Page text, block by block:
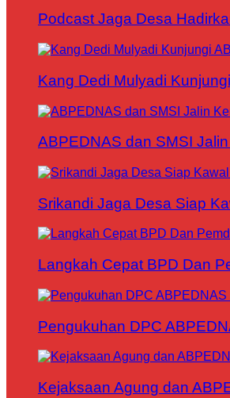
Podcast Jaga Desa
Kang Dedi Mulyadi
ABPEDNAS dan SMSI
Srikandi Jaga Desa Siap
Langkah Cepat BPD Dan
Pengukuhan DPC
Kejaksaan Agung dan